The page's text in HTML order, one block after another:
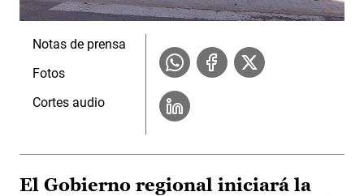
Notas de prensa
Fotos
Cortes audio
El Gobierno regional iniciará la